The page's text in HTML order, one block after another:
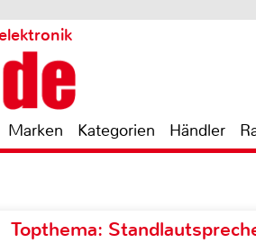
Marken Kategorien Händler
Topthema: